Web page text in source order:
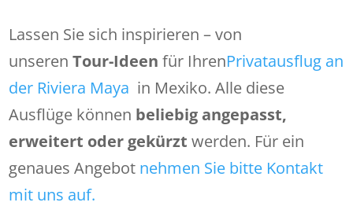
Lassen Sie sich inspirieren – von
unserenTour-Ideen für IhrenPrivatausflug an
der Riviera Maya in Mexiko. Alle diese
Ausflüge können beliebig angepasst,
erweitert oder gekürzt werden. Für ein
genaues Angebot nehmen Sie bitte Kontakt
mit uns auf.